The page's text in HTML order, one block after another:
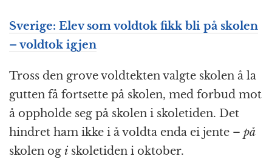
Sverige: Elev som voldtok fikk bli på skolen
– voldtok igjen
Tross den grove voldtekten valgte skolen å la
gutten få fortsette på skolen, med forbud mot
å oppholde seg på skolen i skoletiden. Det
hindret ham ikke i å voldta enda ei jente – på
skolen og i skoletiden i oktober.